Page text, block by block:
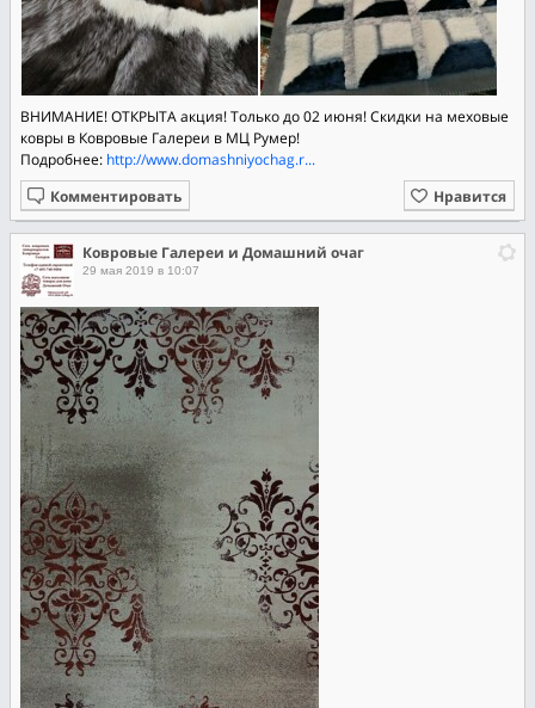
ВНИМАНИЕ! ОТКРЫТА акция! Только до 02 июня! Скидки на меховые
ковры в Ковровые Галереи в МЦ Румер!
Подробнее: http://www.domashniyochag.r...
Нравится
Комментировать
Ковровые Галереи и Домашний очаг
29 мая 2019 в 10:07